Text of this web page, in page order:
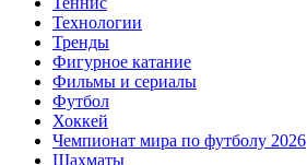
Технологии
Тренды
Фигурное катание
Фильмы и сериалы
Футбол
Хоккей
Чемпионат мира по футболу 2026
Шахматы